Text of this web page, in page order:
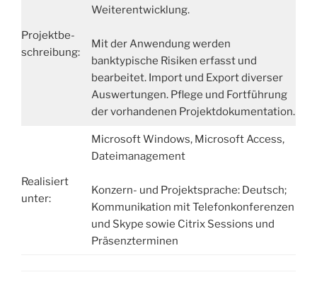
Projektbe-
schreibung:
Weiterentwicklung.
Mit der Anwendung werden
banktypische Risiken erfasst und
bearbeitet. Import und Export diverser
Auswertungen. Pflege und Fortführung
der vorhandenen Projektdokumentation.
Realisiert
unter:
Microsoft Windows, Microsoft Access,
Dateimanagement
Konzern- und Projektsprache: Deutsch;
Kommunikation mit Telefonkonferenzen
und Skype sowie Citrix Sessions und
Präsenzterminen